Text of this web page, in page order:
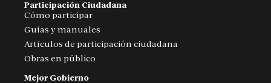
Participación Ciudadana
Cómo participar
Guías y manuales
Artículos de participación ciudadana
Obras en público
Mejor Gobierno